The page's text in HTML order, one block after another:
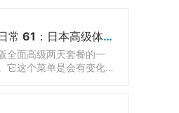
朱野的日本出差日常 61：日本高级体检配套餐食
全面高级两天套餐的一
它这个菜单是会有变化